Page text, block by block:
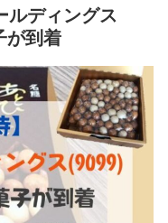
ルディングス
が到着